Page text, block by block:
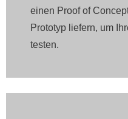
einen Proof of
Prototyp liefern, um
testen.